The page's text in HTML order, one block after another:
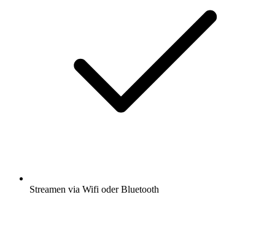
Streamen via Wifi oder Bluetooth